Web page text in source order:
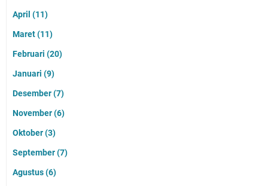
April (11)
Maret(11)
Februari (20)
Januari (9)
Desember(7)
November(6)
Oktober(3)
September(7)
Agustus(6)